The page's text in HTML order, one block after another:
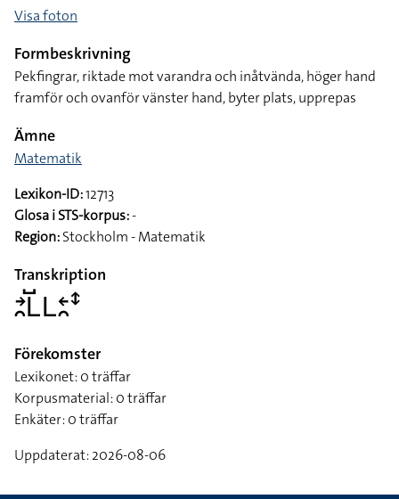
Visa foton
Formbeskrivning
Pekfingrar, riktade mot varandra och inåtvända, höger hand
framför och ovanför vänster hand, byter plats, upprepas
Ämne
Matematik
Lexikon-ID:12713
Glosa i STS-korpus:-
Region:Stockholm - Matematik
Transkription
􌥔􌥘􌥈􌤹􌥈􌥓􌥘􌥥
Förekomster
Lexikonet: 0 träffar
Korpusmaterial: 0 träffar
Enkäter: 0 träffar
Uppdaterat: 2026-08-06